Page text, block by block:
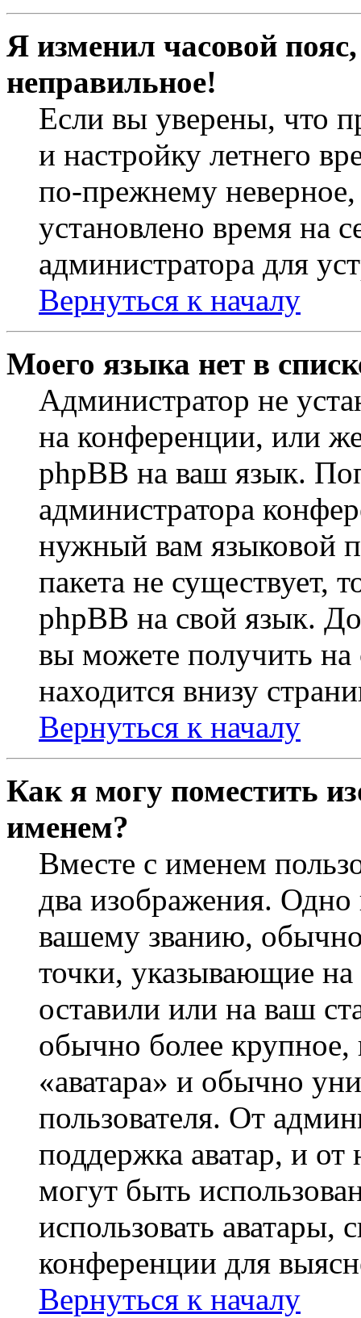
Я изменил часовой
неправильное!
Если вы уверены, что
и настройку летнего
по-прежнему неверное,
установлено время на
администратора для
Вернуться к началу
Моего языка нет в
Администратор не
на конференции, или
phpBB на ваш язык.
администратора
нужный вам языковой
пакета не существует,
phpBB на свой язык.
вы можете получить на
находится внизу
Вернуться к началу
Как я могу поместить
именем?
Вместе с именем
два изображения.
вашему званию, обычно
точки, указывающие
оставили или на ваш
обычно более крупное,
«аватара» и обычно
пользователя. От
поддержка аватар, и от
могут быть
использовать аватары,
конференции для
Вернуться к началу